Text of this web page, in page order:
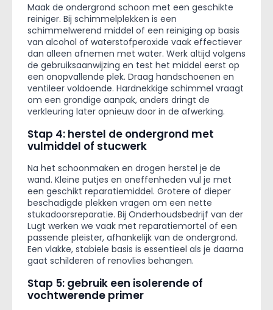
Maak de ondergrond schoon met een geschikte
reiniger. Bij schimmelplekken is een
schimmelwerend middel of een reiniging op basis
van alcohol of waterstofperoxide vaak effectiever
dan alleen afnemen met water. Werk altijd volgens
de gebruiksaanwijzing en test het middel eerst op
een onopvallende plek. Draag handschoenen en
ventileer voldoende. Hardnekkige schimmel vraagt
om een grondige aanpak, anders dringt de
verkleuring later opnieuw door in de afwerking.
Stap 4: herstel de ondergrond met
vulmiddel of stucwerk
Na het schoonmaken en drogen herstel je de
wand. Kleine putjes en oneffenheden vul je met
een geschikt reparatiemiddel. Grotere of dieper
beschadigde plekken vragen om een nette
stukadoorsreparatie. Bij Onderhoudsbedrijf van der
Lugt werken we vaak met reparatiemortel of een
passende pleister, afhankelijk van de ondergrond.
Een vlakke, stabiele basis is essentieel als je daarna
gaat schilderen of renovlies behangen.
Stap 5: gebruik een isolerende of
vochtwerende primer